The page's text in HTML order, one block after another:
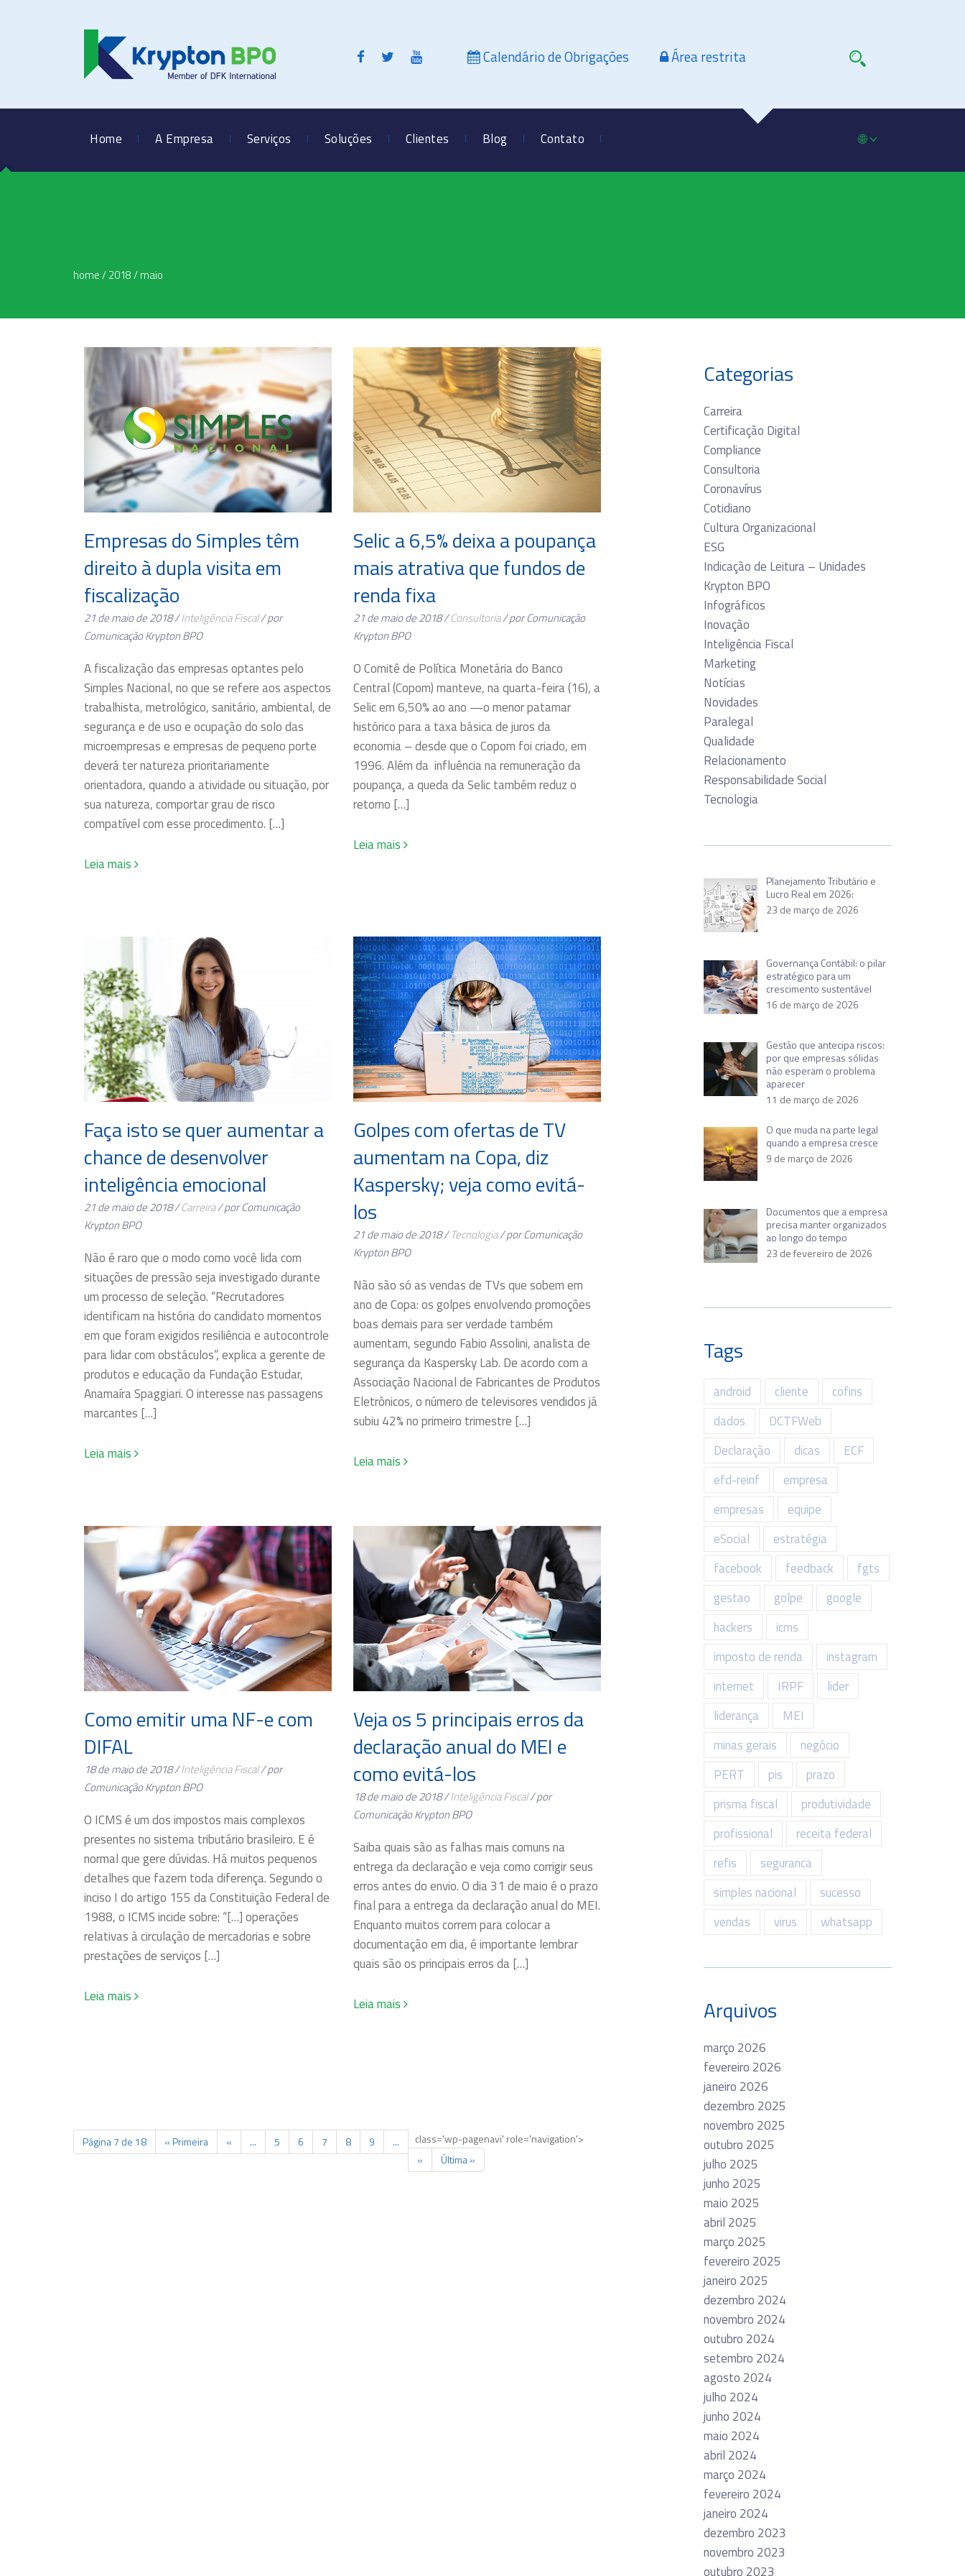
Calendário de Obrigações Área restrita
Home A Empresa Serviços Soluções Clientes Blog Contato 🌐
home/2018/maio
Empresas do Simples têm
direito à dupla visita em
fiscalização
21 de maio de 2018 /Inteligência Fiscal/ por
Comunicação Krypton BPO
A fiscalização das empresas optantes pelo
Simples Nacional, no que se refere aos aspectos
trabalhista, metrológico, sanitário, ambiental, de
segurança e de uso e ocupação do solo das
microempresas e empresas de pequeno porte
deverá ter natureza prioritariamente
orientadora, quando a atividade ou situação, por
sua natureza, comportar grau de risco
compatível com esse procedimento. […]
Leia mais
Selic a 6,5% deixa a poupança
mais atrativa que fundos de
renda fixa
21 de maio de 2018 /Consultoria/ por Comunicação
Krypton BPO
O Comitê de Política Monetária do Banco
Central (Copom) manteve, na quarta-feira (16), a
Selic em 6,50% ao ano —o menor patamar
histórico para a taxa básica de juros da
economia – desde que o Copom foi criado, em
1996. Além da influência na remuneração da
poupança, a queda da Selic também reduz o
retorno […]
Leia mais
Faça isto se quer aumentar a
chance de desenvolver
inteligência emocional
21 de maio de 2018 /Carreira/ por Comunicação
Krypton BPO
Não é raro que o modo como você lida com
situações de pressão seja investigado durante
um processo de seleção. “Recrutadores
identificam na história do candidato momentos
em que foram exigidos resiliência e autocontrole
para lidar com obstáculos”, explica a gerente de
produtos e educação da Fundação Estudar,
Anamaíra Spaggiari. O interesse nas passagens
marcantes […]
Leia mais
Golpes com ofertas de TV
aumentam na Copa, diz
Kaspersky; veja como evitá-
los
21 de maio de 2018 /Tecnologia/ por Comunicação
Krypton BPO
Não são só as vendas de TVs que sobem em
ano de Copa: os golpes envolvendo promoções
boas demais para ser verdade também
aumentam, segundo Fabio Assolini, analista de
segurança da Kaspersky Lab. De acordo com a
Associação Nacional de Fabricantes de Produtos
Eletrônicos, o número de televisores vendidos já
subiu 42% no primeiro trimestre […]
Leia mais
Como emitir uma NF-e com
DIFAL
18 de maio de 2018 /Inteligência Fiscal/ por
Comunicação Krypton BPO
O ICMS é um dos impostos mais complexos
presentes no sistema tributário brasileiro. E é
normal que gere dúvidas. Há muitos pequenos
detalhes que fazem toda diferença. Segundo o
inciso I do artigo 155 da Constituição Federal de
1988, o ICMS incide sobre: “[…] operações
relativas à circulação de mercadorias e sobre
prestações de serviços […]
Leia mais
Veja os 5 principais erros da
declaração anual do MEI e
como evitá-los
18 de maio de 2018 /Inteligência Fiscal/ por
Comunicação Krypton BPO
Saiba quais são as falhas mais comuns na
entrega da declaração e veja como corrigir seus
erros antes do envio. O dia 31 de maio é o prazo
final para a entrega da declaração anual do MEI.
Enquanto muitos correm para colocar a
documentação em dia, é importante lembrar
quais são os principais erros da […]
Leia mais
class='wp-pagenavi' role='navigation'>
Página 7 de 18 « Primeira « ... 5 6 7 8 9
...
»
Última »
Categorias
Carreira
Certificação Digital
Compliance
Consultoria
Coronavírus
Cotidiano
Cultura Organizacional
ESG
Indicação de Leitura – Unidades
Krypton BPO
Infográficos
Inovação
Inteligência Fiscal
Marketing
Notícias
Novidades
Paralegal
Qualidade
Relacionamento
Responsabilidade Social
Tecnologia
Planejamento Tributário e
Lucro Real em 2026:
23 de março de 2026
Governança Contábil: o pilar
estratégico para um
crescimento sustentável
16 de março de 2026
Gestão que antecipa riscos:
por que empresas sólidas
não esperam o problema
aparecer
11 de março de 2026
O que muda na parte legal
quando a empresa cresce
9 de março de 2026
Documentos que a empresa
precisa manter organizados
ao longo do tempo
23 de fevereiro de 2026
Tags
android cliente
cofins
dados
DCTFWeb
Declaração
dicas
ECF
efd-reinf
empresa
empresas
equipe
eSocial
estratégia
facebook
feedback
fgts
gestao
golpe
google
hackers
icms
imposto de renda
instagram
internet
IRPF
lider
liderança
MEI
minas gerais
negócio
PERT
pis
prazo
prisma fiscal
produtividade
profissional
receita federal
refis
seguranca
simples nacional
sucesso
vendas
virus whatsapp
Arquivos
março 2026
fevereiro 2026
janeiro 2026
dezembro 2025
novembro 2025
outubro 2025
julho 2025
junho 2025
maio 2025
abril 2025
março 2025
fevereiro 2025
janeiro 2025
dezembro 2024
novembro 2024
outubro 2024
setembro 2024
agosto 2024
julho 2024
junho 2024
maio 2024
abril 2024
março 2024
fevereiro 2024
janeiro 2024
dezembro 2023
novembro 2023
outubro 2023